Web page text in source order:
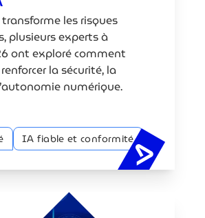
les risques
plusieurs experts à
ont exploré comment
la sécurité, la
numérique.
IA fiable et conformité
Sécuriser